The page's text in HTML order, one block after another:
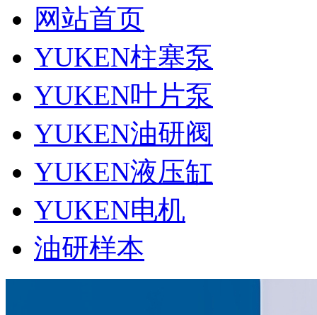
网站首页
YUKEN柱塞泵
YUKEN叶片泵
YUKEN油研阀
YUKEN液压缸
YUKEN电机
油研样本